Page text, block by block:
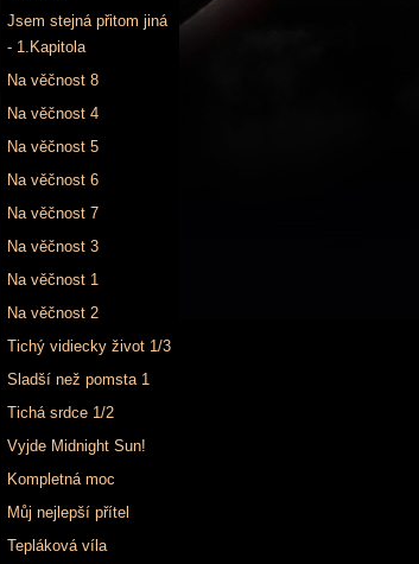
Jsem stejná přitom jiná
- 1.Kapitola
Na věčnost 8
Na věčnost 4
Na věčnost 5
Na věčnost 6
Na věčnost 7
Na věčnost 3
Na věčnost 1
Na věčnost 2
Tichý vidiecky život 1/3
Sladší než pomsta 1
Tichá srdce 1/2
Vyjde Midnight Sun!
Kompletná moc
Můj nejlepší přítel
Tepláková víla